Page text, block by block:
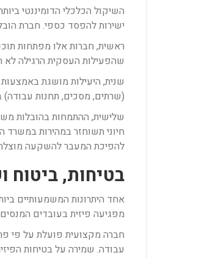
השיקול הכלכלי הדומיננטי
ישירות להפסד כספי. חברת
ראשית, חברות אלו מפתחות
שהפעילות העסקית הרגילה לא
שנית, היעילות מושגת באמצעות
(שרתים, מסכים, תחנות
שלישית, ההתמחות בהובלות
חיוני תשוחזר במהירות
להפיכת המעבר להשקעה
בטיחות, ביטוח
אחד היתרונות המשמעותיים
מפגיעה פיזית בעובדים
חברה מקצועית פועלת על פי
עבודה. שמירה על בטיחות